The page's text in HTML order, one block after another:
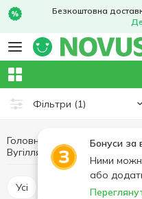
Безкоштовна
Фільтри (1)
Бонуси за
Ними
або
Головна Хобі та
Вугілля
Вугілля Деревина
Усі